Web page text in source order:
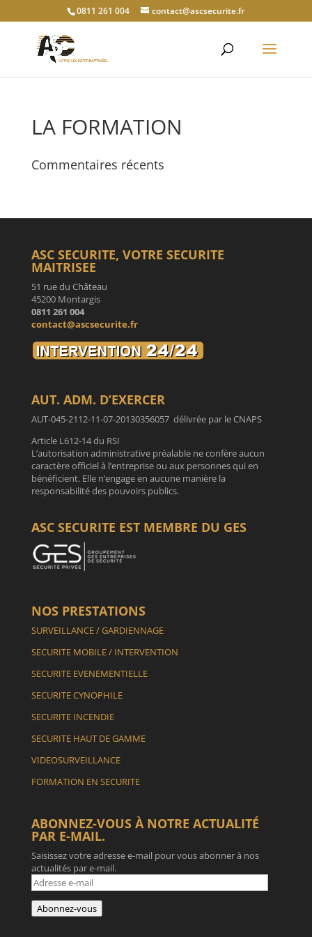
0811 261 004 contact@ascsecurite.fr
LA FORMATION
Commentaires récents
ASC SECURITE, VOTRE SECURITE
MAITRISEE
51 rue du Château
45200 Montargis
0811 261 004
contact@ascsecurite.fr
AUT. ADM. D’EXERCER
AUT-045-2112-11-07-20130356057 délivrée par le CNAPS
Article L612-14 du RSI
L’autorisation administrative préalable ne confère aucun
caractère officiel à l’entreprise ou aux personnes qui en
bénéficient. Elle n’engage en aucune manière la
responsabilité des pouvoirs publics.
ASC SECURITE EST MEMBRE DU GES
NOS PRESTATIONS
SURVEILLANCE / GARDIENNAGE
SECURITE MOBILE / INTERVENTION
SECURITE EVENEMENTIELLE
SECURITE CYNOPHILE
SECURITE INCENDIE
SECURITE HAUT DE GAMME
VIDEOSURVEILLANCE
FORMATION EN SECURITE
ABONNEZ-VOUS À NOTRE ACTUALITÉ
PAR E-MAIL.
Saisissez votre adresse e-mail pour vous abonner à nos
actualités par e-mail.
Adresse
e-
mail
Abonnez-vous